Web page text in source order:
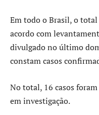
Em todo o Brasil, o
acordo com
divulgado no último
constam casos
No total, 16 casos
em investigação.